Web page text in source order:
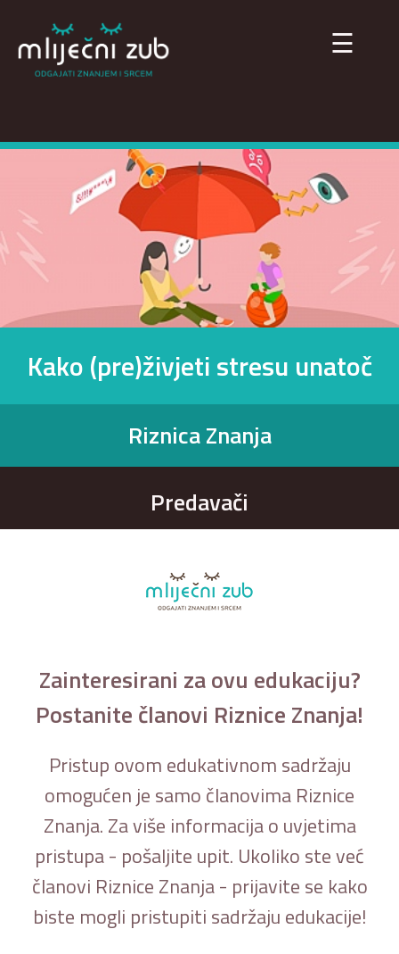
×
☰
Kako (pre)živjeti stresu unatoč
Riznica Znanja
Predavači
Zainteresirani za ovu edukaciju?
Postanite članovi Riznice Znanja!
Pristup ovom edukativnom sadržaju
omogućen je samo članovima Riznice
Znanja. Za više informacija o uvjetima
pristupa - pošaljite upit. Ukoliko ste već
članovi Riznice Znanja - prijavite se kako
biste mogli pristupiti sadržaju edukacije!